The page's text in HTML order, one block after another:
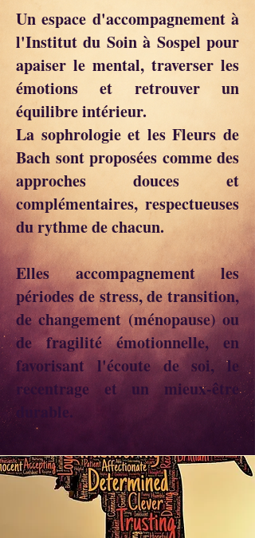
Un espace d'accompagnement à
l'Institut du Soin à Sospel pour
apaiser le mental, traverser les
émotions et retrouver un
équilibre intérieur.
La sophrologie et les Fleurs de
Bach sont proposées comme des
approches douces et
complémentaires, respectueuses
du rythme de chacun.
Elles accompagnement les
périodes de stress, de transition,
de changement (ménopause) ou
de fragilité émotionnelle, en
favorisant l'écoute de soi, le
recentrage et un mieux-être
durable.